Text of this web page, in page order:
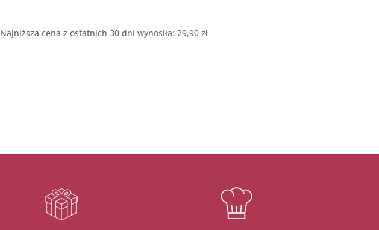
Najniższa cena z ostatnich 30 dni wynosiła: 29,90 zł